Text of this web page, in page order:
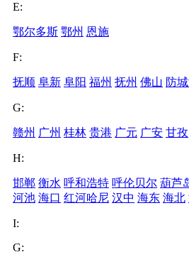
E:
鄂尔多斯 鄂州 恩施
F:
抚顺 阜新 阜阳 福州 抚州 佛山 防
G:
赣州 广州 桂林 贵港 广元 广安 甘孜
H:
邯郸 衡水 呼和浩特 呼伦贝尔 葫芦
河池 海口 红河哈尼 汉中 海东 海北
I:
G: